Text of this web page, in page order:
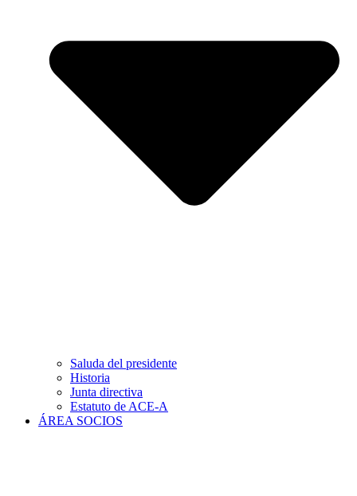
Saluda del presidente
Historia
Junta directiva
Estatuto de ACE-A
ÁREA SOCIOS